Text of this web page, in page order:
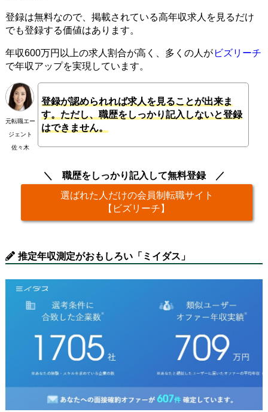
登録は無料なので、掲載されている高年収求人を見るだけ
でも登録する価値はあります。
年収600万円以上の求人割合が高く、多くの人が ビズリーチ
で年収アップを実現しています。
元転職エー
ジェント
佐々木
登録が認められれば求人を見ることが出来ま
す。ただし、職歴をしっかり記入しないと登録
はできません。
職歴をしっかり記入して無料登録
選ばれた人だけの会員制転職サイト
【ビズリーチ】
推定年収測定がおもしろい「ミイダス」